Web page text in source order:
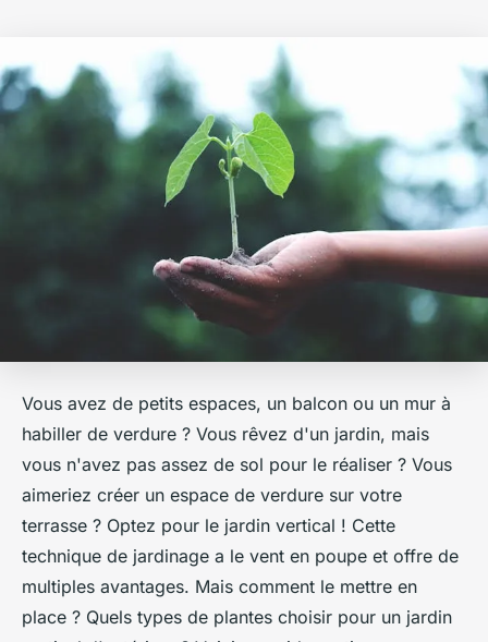
Vous avez de petits espaces, un balcon ou un mur à
habiller de verdure ? Vous rêvez d'un jardin, mais
vous n'avez pas assez de sol pour le réaliser ? Vous
aimeriez créer un espace de verdure sur votre
terrasse ? Optez pour le jardin vertical ! Cette
technique de jardinage a le vent en poupe et offre de
multiples avantages. Mais comment le mettre en
place ? Quels types de plantes choisir pour un jardin